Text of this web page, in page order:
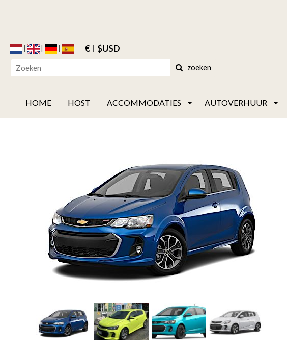
€ $USD
zoeken
HOME HOST ACCOMMODATIES AUTOVERHUUR